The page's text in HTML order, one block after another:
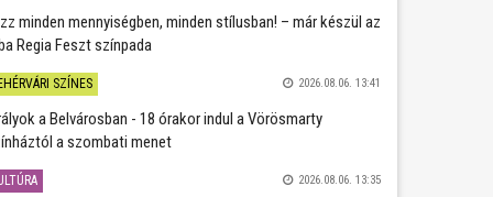
minden mennyiségben, minden stílusban! – már készül az
Regia Feszt színpada
SZÍNES 2026.08.06. 13:41
a Belvárosban - 18 órakor indul a Vörösmarty
a szombati menet
2026.08.06. 13:35